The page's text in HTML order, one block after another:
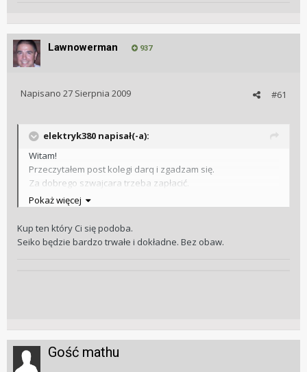
Lawnowerman 937
#61
Napisano 27 Sierpnia 2009
elektryk380 napisał(-a):
Witam!
Przeczytałem post kolegi darq i zgadzam się.
Za dobrego szwajcara trzeba zapłacić.
Przy okazji mam pytanie do kolegów. Chcem kupić zegarek
mam już cztery typy:
1. Adriatica 8134 Calendarium Bicolor 5 Atm
2. Seiko Automat SNK 805 k2
3. Casio WVQ- 121LE-1AVER
Pokaż więcej
Kup ten który Ci się podoba.
Seiko będzie bardzo trwałe i dokładne. Bez obaw.
Gość mathu